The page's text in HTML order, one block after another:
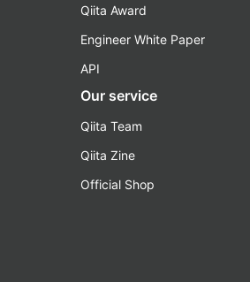
Qiita Award
Engineer White Paper
API
Our service
Qiita Team
Qiita Zine
Official Shop